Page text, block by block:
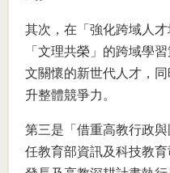
其次，在「強化跨域人
「文理共榮」的跨域學
文關懷的新世代人才，
升整體競爭力。
第三是「借重高教行政
任教育部資訊及科技教